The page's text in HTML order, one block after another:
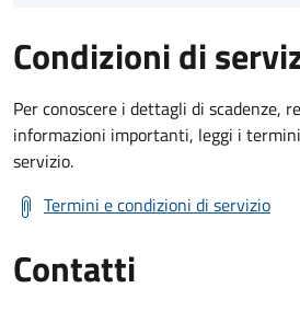
Condizioni di
Per conoscere i dettagli di scadenze,
informazioni importanti, leggi i
servizio.
Termini e condizioni di servizio
Contatti